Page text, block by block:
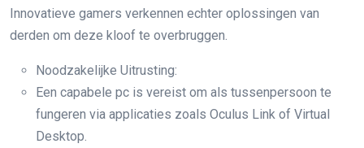
Innovatieve gamers verkennen echter oplossingen van
derden om deze kloof te overbruggen.
Noodzakelijke Uitrusting:
Een capabele pc is vereist om als tussenpersoon te
fungeren via applicaties zoals Oculus Link of Virtual
Desktop.